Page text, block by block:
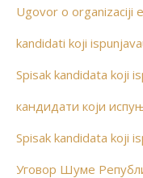
Ugovor o organizaciji
kandidati koji
Spisak kandidata koji
кандидати који
Spisak kandidata koji
Уговор Шуме